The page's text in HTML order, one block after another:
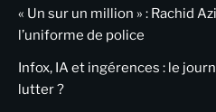
« Un sur un million » : Rachid
l’uniforme de police
Infox, IA et ingérences : le
lutter ?